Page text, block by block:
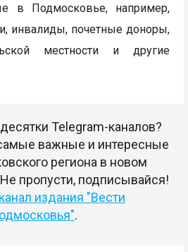
в Подмосковье, например,
инвалиды, почетные доноры,
местности и другие
Telegram-каналов?
важные и интересные
региона в новом
пропусти, подписывайся!
издания "Вести
.